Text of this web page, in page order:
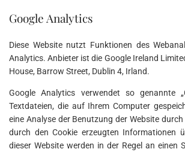
Google Analytics
Diese Website nutzt Funktionen des
Analytics. Anbieter ist die Google Ireland
House, Barrow Street, Dublin 4, Irland.
Google Analytics verwendet so genannte
Textdateien, die auf Ihrem Computer
eine Analyse der Benutzung der Website durch
durch den Cookie erzeugten Informationen
dieser Website werden in der Regel an einen